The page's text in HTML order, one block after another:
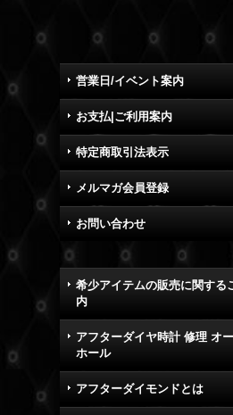
営業日/イベント案内
お支払|ご利用案内
特定商取引法表示
メルマガ会員登録
お問い合わせ
希少アイテムの販売に関する
内
アフターダイヤ時計 修理 オ
ホール
アフターダイモンドとは